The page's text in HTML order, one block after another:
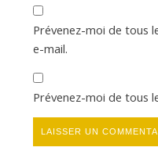
Prévenez-moi de tous
e-mail.
Prévenez-moi de tous